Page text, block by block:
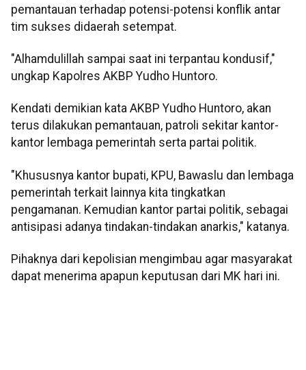
pemantauan terhadap potensi-potensi konflik antar
tim sukses didaerah setempat.
"Alhamdulillah sampai saat ini terpantau kondusif,"
ungkap Kapolres AKBP Yudho Huntoro.
Kendati demikian kata AKBP Yudho Huntoro, akan
terus dilakukan pemantauan, patroli sekitar kantor-
kantor lembaga pemerintah serta partai politik.
"Khususnya kantor bupati, KPU, Bawaslu dan lembaga
pemerintah terkait lainnya kita tingkatkan
pengamanan. Kemudian kantor partai politik, sebagai
antisipasi adanya tindakan-tindakan anarkis," katanya.
Pihaknya dari kepolisian mengimbau agar masyarakat
dapat menerima apapun keputusan dari MK hari ini.